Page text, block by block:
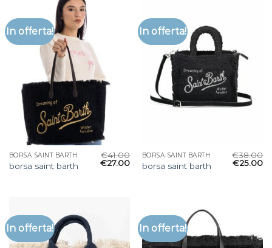
In offerta!
BORSA SAINT BARTH
borsa saint barth
€41.00
€27.00
In offerta!
BORSA SAINT BARTH
borsa saint barth
€38.00
€25.00
In offerta! In offerta!